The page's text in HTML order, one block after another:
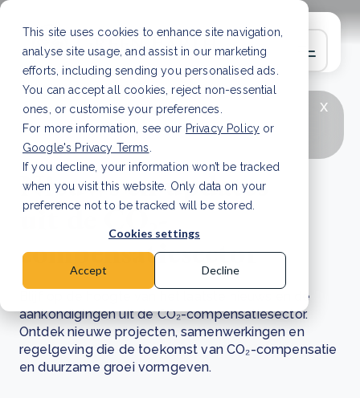
This site uses cookies to enhance site navigation,
analyse site usage, and assist in our marketing
efforts, including sending you personalised ads.
You can accept all cookies, reject non-essential
ones, or customise your preferences.
For more information, see our Privacy Policy or
Google's Privacy Terms
If you decline, your information won’t be tracked
when you visit this website. Only data on your
preference not to be tracked will be stored.
Cookies settings
Accept Decline
x
LAATSTE ARTIKEL
CSRD en uw positie als
leverancier: wat verandert er in 2026?Lees
artikel
Nieuws en updates
uit de CO₂-
compensatiesector
Blijf op de hoogte van het laatste nieuws en de
aankondigingen uit de CO₂-compensatiesector.
Ontdek nieuwe projecten, samenwerkingen en
regelgeving die de toekomst van CO₂-compensatie
en duurzame groei vormgeven.